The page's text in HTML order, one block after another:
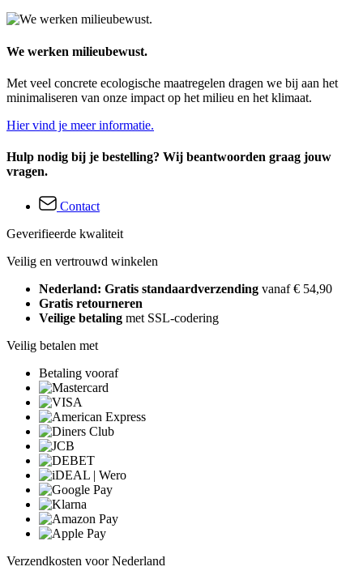
We werken milieubewust.
Met veel concrete ecologische maatregelen dragen we bij aan het
minimaliseren van onze impact op het milieu en het klimaat.
Hier vind je meer informatie.
Hulp nodig bij je bestelling? Wij beantwoorden graag jouw
vragen.
Contact
Geverifieerde kwaliteit
Veilig en vertrouwd winkelen
Nederland: Gratis standaardverzending vanaf € 54,90
Gratis retourneren
Veilige betaling met SSL-codering
Veilig betalen met
Betaling vooraf
Verzendkosten voor Nederland